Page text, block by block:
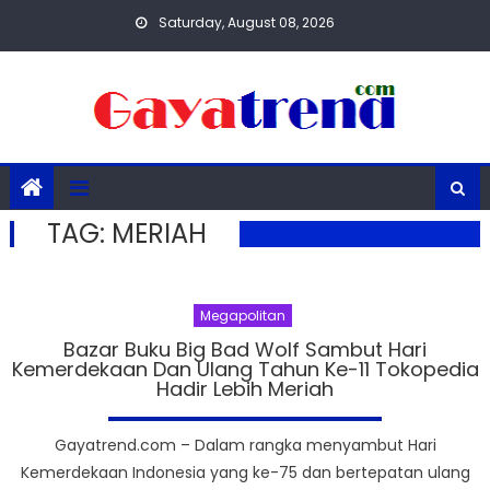
Saturday, August 08, 2026
TAG: MERIAH
Megapolitan
Bazar Buku Big Bad Wolf Sambut Hari
Kemerdekaan Dan Ulang Tahun Ke-11 Tokopedia
Hadir Lebih Meriah
Gayatrend.com – Dalam rangka menyambut Hari
Kemerdekaan Indonesia yang ke-75 dan bertepatan ulang